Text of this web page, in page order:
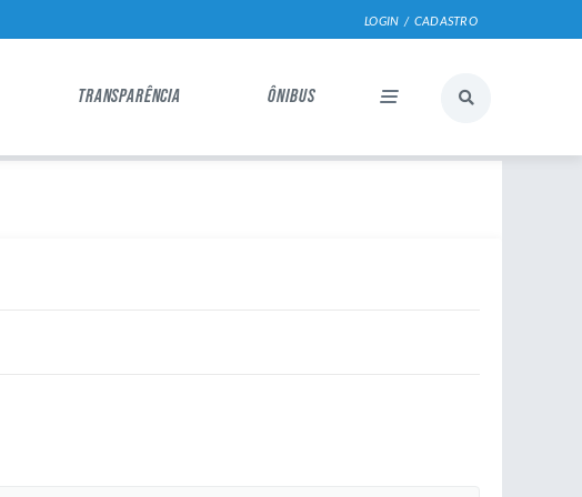
LOGIN / CADASTRO
TRANSPARÊNCIA ÔNIBUS